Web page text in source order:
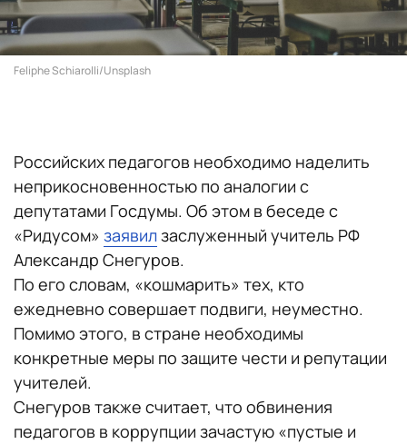
Feliphe Schiarolli/Unsplash
Российских педагогов необходимо наделить
неприкосновенностью по аналогии с
депутатами Госдумы. Об этом в беседе c
«Ридусом» заявилзаслуженный учитель РФ
Александр Снегуров.
По его словам, «кошмарить» тех, кто
ежедневно совершает подвиги, неуместно.
Помимо этого, в стране необходимы
конкретные меры по защите чести и репутации
учителей.
Снегуров также считает, что обвинения
педагогов в коррупции зачастую «пустые и